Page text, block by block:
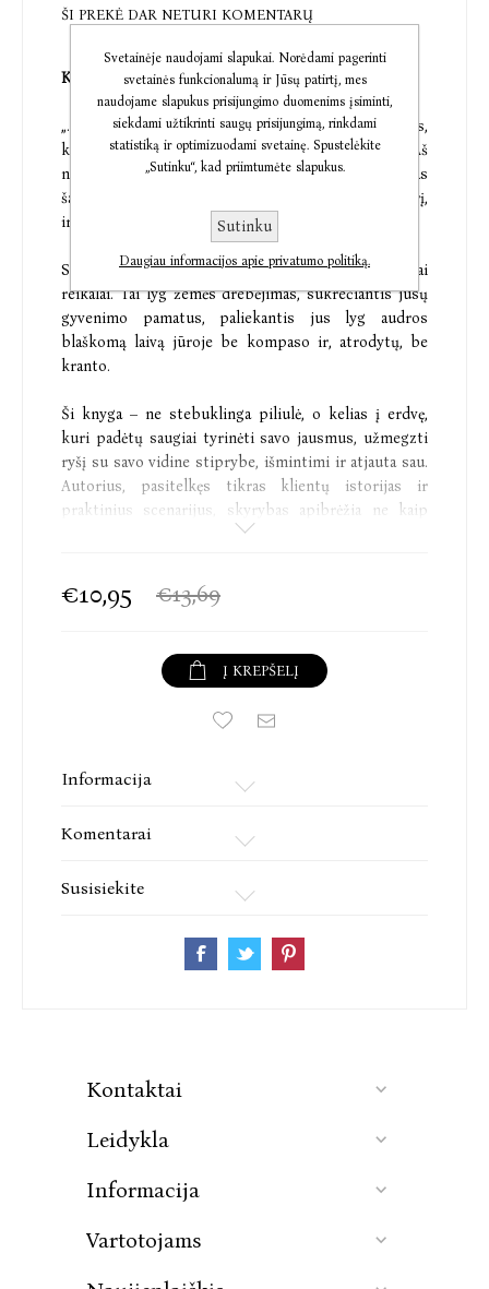
ŠI PREKĖ DAR NETURI KOMENTARŲ
Kelias į ramybę per skyrybų jausmų audras
„...ant virtuvinio stalo gulėjo ne kasdienis raštelis,
kokius darbus nuveikti, o trumpa žinutė: „Aš
nusprendžiau skirtis.“ Jokio paaiškinimo. Tik tas
šaltas faktas ir tuštuma, staiga užliejusi visą kambarį,
ir... visą pasaulį.“
Skyrybos – ne tik teisiniai dokumentai ar turtiniai
reikalai. Tai lyg žemės drebėjimas, sukrečiantis jūsų
gyvenimo pamatus, paliekantis jus lyg audros
blaškomą laivą jūroje be kompaso ir, atrodytų, be
kranto.
Ši knyga – ne stebuklinga piliulė, o kelias į erdvę,
kuri padėtų saugiai tyrinėti savo jausmus, užmegzti
ryšį su savo vidine stiprybe, išmintimi ir atjauta sau.
Autorius, pasitelkęs tikras klientų istorijas ir
praktinius scenarijus, skyrybas apibrėžia ne kaip
nesėkmę ar tragediją, o kaip sudėtingą virsmą,
nežinomybe – su tuo, nuo ko dažniausiai bėgame.
Užuot beviltiškai kovojus su realybe, psichologas
gebančiu ne tik atpažinti emocines audras, bet ir
saugiai jose išbūti.
• Dviprasmiški jausmai –„turėčiau išeiti, bet lieku“.
• Tylos siena – „netikiu, kad galime suprasti vienas
• Emocinės reakcijos – „sudužęs“, „tuščias“, „įšalęs į
• Socialinis gyvenimas – draugai – tiesiog draugai ar
skęsta.
Sveikatos psichologas Arnoldas Jasiūnas remiasi
€10,95 €13,69
Į KREPŠELĮ
Informacija
Komentarai
Susisiekite
Kontaktai
Leidykla
Informacija
Vartotojams
Svetainėje naudojami slapukai. Norėdami pagerinti
svetainės funkcionalumą ir Jūsų patirtį, mes
naudojame slapukus prisijungimo duomenims įsiminti,
siekdami užtikrinti saugų prisijungimą, rinkdami
statistiką ir optimizuodami svetainę. Spustelėkite
„Sutinku“, kad priimtumėte slapukus.
Sutinku
Daugiau informacijos apie privatumo politiką.